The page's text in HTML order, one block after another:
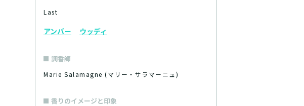
Last
アンバー ウッディ
調香師
Marie Salamagne (マリー・サラマーニュ)
香りのイメージと印象